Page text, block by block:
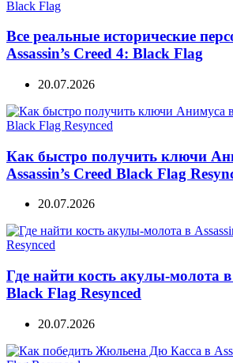
Все реальные исторические
Assassin’s Creed 4: Black Flag
20.07.2026
Как быстро получить ключи
Assassin’s Creed Black Flag
20.07.2026
Где найти кость акулы-молота в
Black Flag Resynced
20.07.2026